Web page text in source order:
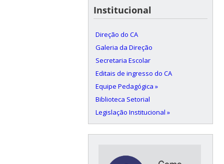
Institucional
Direção do CA
Galeria da Direção
Secretaria Escolar
Editais de ingresso do CA
Equipe Pedagógica »
Biblioteca Setorial
Legislação Institucional »